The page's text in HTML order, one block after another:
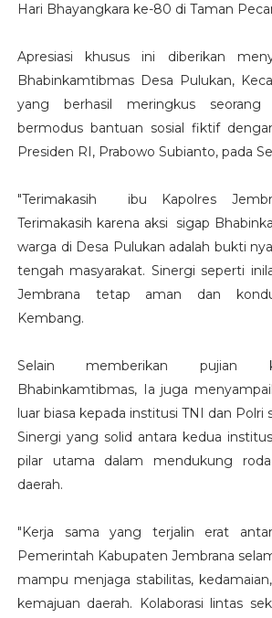
Hari Bhayangkara ke-80 di Taman
Apresiasi khusus ini diberikan
Bhabinkamtibmas Desa Pulukan,
yang berhasil meringkus seorang
bermodus bantuan sosial fiktif
Presiden RI, Prabowo Subianto, pada
"Terimakasih ibu Kapolres
Terimakasih karena aksi sigap
warga di Desa Pulukan adalah bukti
tengah masyarakat. Sinergi seperti
Jembrana tetap aman dan
Kembang.
Selain memberikan pujian
Bhabinkamtibmas, Ia juga
luar biasa kepada institusi TNI dan Polri
Sinergi yang solid antara kedua
pilar utama dalam mendukung
daerah.
"Kerja sama yang terjalin erat
Pemerintah Kabupaten Jembrana
mampu menjaga stabilitas,
kemajuan daerah. Kolaborasi lintas